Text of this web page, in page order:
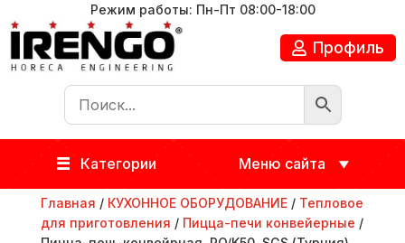
Режим работы: Пн-Пт 08:00-18:00
Профиль
Категории Меню сайта
Главная / КУХОННОЕ ОБОРУДОВАНИЕ/ Тепловое
для приготовления / Пицца-печи конвейерные /